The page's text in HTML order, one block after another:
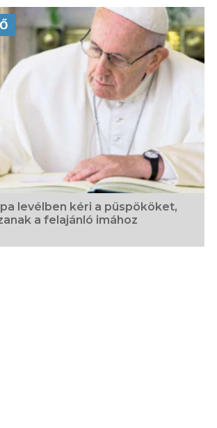
levélben kéri a püspököket,
a felajánló imához